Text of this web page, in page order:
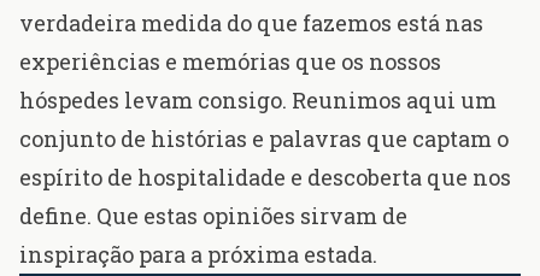
verdadeira medida do que fazemos está nas
experiências e memórias que os nossos
hóspedes levam consigo. Reunimos aqui um
conjunto de histórias e palavras que captam o
espírito de hospitalidade e descoberta que nos
define. Que estas opiniões sirvam de
inspiração para a próxima estada.